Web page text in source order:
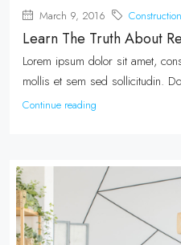
March 9, 2016 Construction
Learn The Truth About
Lorem ipsum dolor sit amet,
mollis et sem sed sollicitudin.
Continue reading